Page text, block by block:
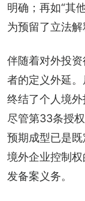
明确；再如“其
为预留了立法解
伴随着对外投
者的定义外延。
终结了个人境外
尽管第33条授
预期成型已是
境外企业控制
发备案义务。